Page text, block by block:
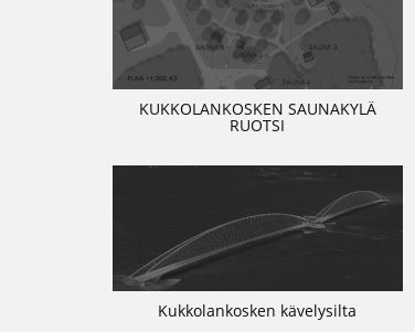
KUKKOLANKOSKEN SAUNAKYLÄ
RUOTSI
Kukkolankosken kävelysilta